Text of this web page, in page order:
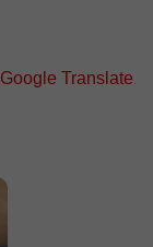
Google Translate